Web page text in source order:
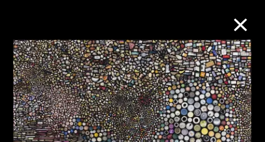
M+藏品
進一步篩選 搜索